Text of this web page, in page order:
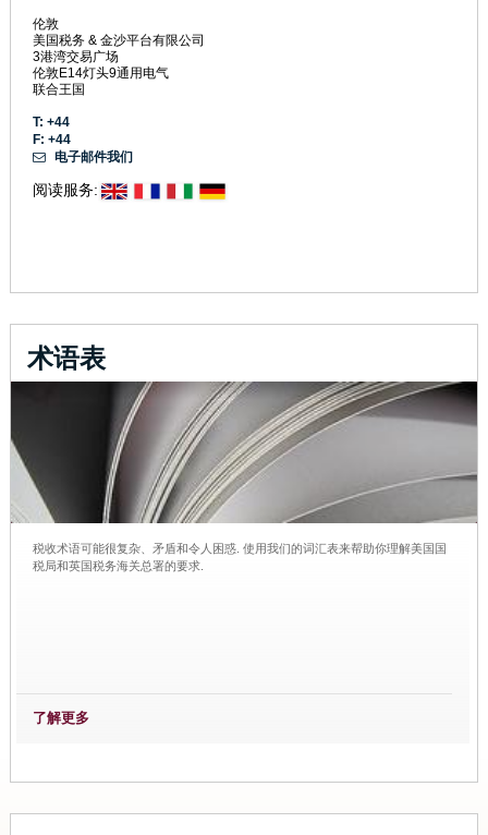
伦敦
美国税务 & 金沙平台有限公司
3港湾交易广场
伦敦E14灯头9通用电气
联合王国
T: +44
F: +44
电子邮件我们
阅读服务:
术语表
税收术语可能很复杂、矛盾和令人困惑. 使用我们的词汇表来帮助你理解美国国
税局和英国税务海关总署的要求.
了解更多